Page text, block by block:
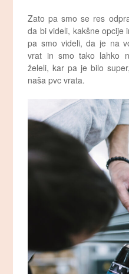
Zato pa smo se res
da bi videli, kakšne opcije
pa smo videli, da je na
vrat in smo tako lahko
želeli, kar pa je bilo
naša pvc vrata.